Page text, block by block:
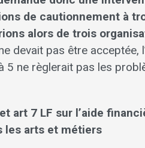
de cautionnement à
alors de trois
devait pas être acceptée,
5 ne règlerait pas les
art 7 LF sur l’aide
les arts et métiers